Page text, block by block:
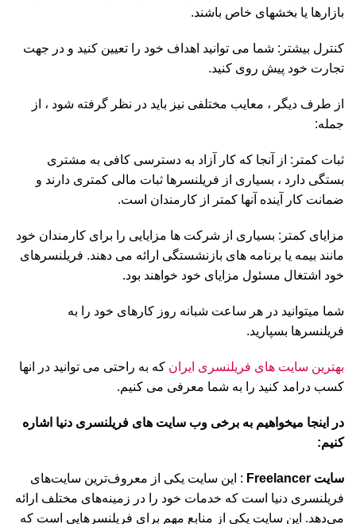
بازارها یا بخشهای خاص باشند.
کنترل بیشتر: شما می توانید اهداف خود را تعیین کنید و در جهت
تجارت خود پیش روی کنید.
از طرف دیگر ، معایب مختلفی نیز باید در نظر گرفته شود ، از
جمله:
ثبات کمتر: از آنجا که کار آزاد به دسترسی کافی به مشتری
بستگی دارد ، بسیاری از فریلنسرها ثبات مالی کمتری دارند و
ضمانت کار آینده آنها کمتر از کارمندان است.
مزایای کمتر: بسیاری از شرکت ها مزایایی را برای کارمندان خود
مانند بیمه یا برنامه های بازنشستگی ارائه می دهند. فریلنسرهای
خود اشتغال مسئول مزایای خود خواهند بود.
شما میتوانید در هر ساعت شبانه روز کارهای خود را به
فریلنسرها بسپارید.
بهترین سایت های فریلنسری ایران که به راحتی می توانید در انها
کسب درامد کنید را به شما معرفی می کنیم.
در اینجا میخواهیم به برخی وب سایت های فریلنسری دنیا اشاره
کنیم:
سایت Freelancer
: این سایت یکی از معروف‌ترین سایت‌های
فریلنسری دنیا است که خدمات خود را در زمینه‌های مختلف ارائه
می‌دهد. این سایت یکی از منابع مهم برای فریلنسرهایی است که